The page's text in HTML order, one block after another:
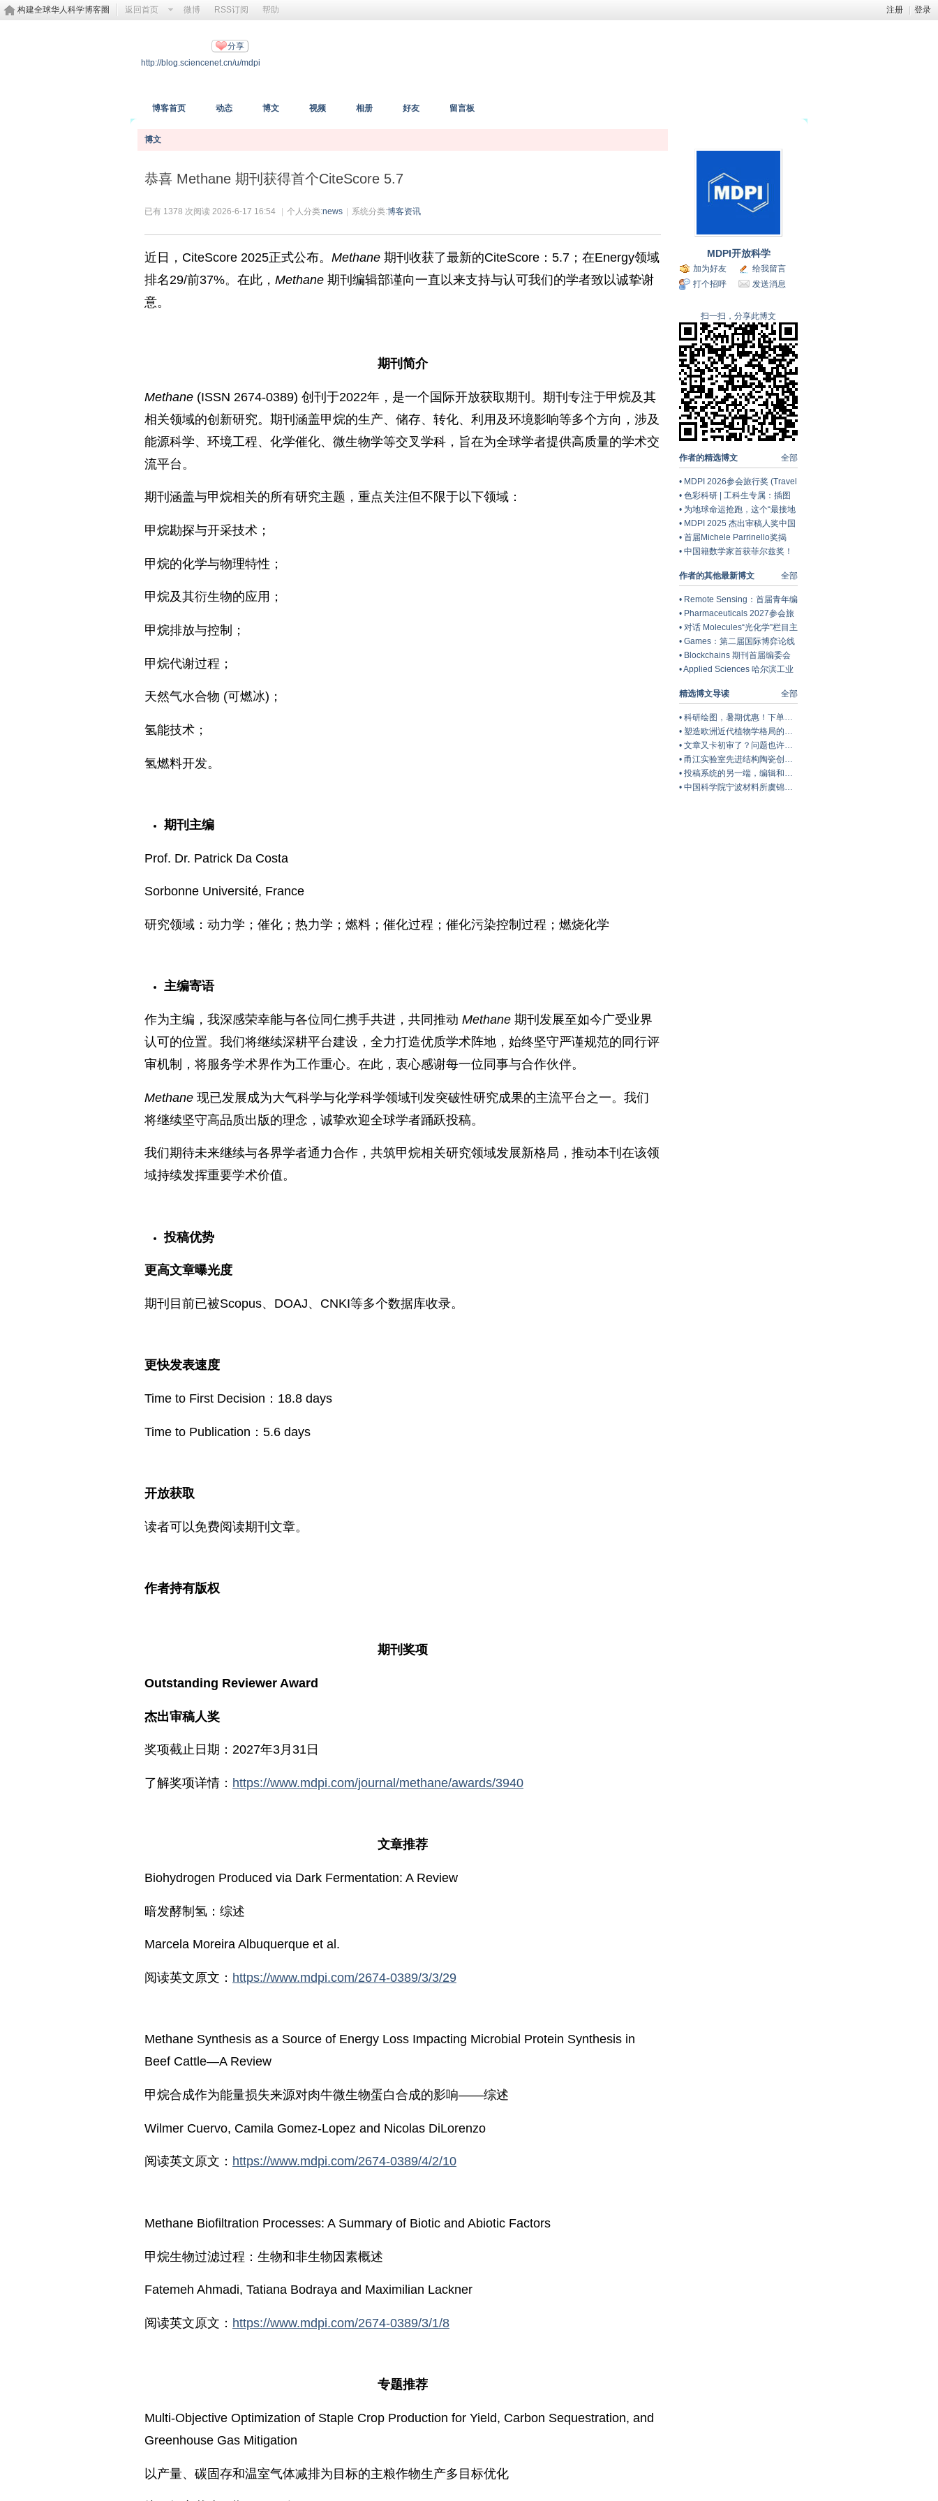
注册 登录
构建全球华人科学博客圈 返回首页 微博 RSS订阅 帮助
分享
http://blog.sciencenet.cn/u/mdpi
博客首页 动态 博文 视频 相册 好友 留言板
博文
恭喜 Methane 期刊获得首个CiteScore 5.7
已有 1378 次阅读 2026-6-17 16:54 个人分类:news 系统分类:博客资讯
近日，CiteScore 2025正式公布。 Methane 期刊收获了最新的CiteScore：5.7；在Energy领域
排名29/前37%。在此， Methane 期刊编辑部谨向一直以来支持与认可我们的学者致以诚挚谢
意。
期刊简介
Methane (ISSN 2674-0389) 创刊于2022年，是一个国际开放获取期刊。期刊专注于甲烷及其
相关领域的创新研究。期刊涵盖甲烷的生产、储存、转化、利用及环境影响等多个方向，涉及
能源科学、环境工程、化学催化、微生物学等交叉学科，旨在为全球学者提供高质量的学术交
流平台。
期刊涵盖与甲烷相关的所有研究主题，重点关注但不限于以下领域：
甲烷勘探与开采技术；
甲烷的化学与物理特性；
甲烷及其衍生物的应用；
甲烷排放与控制；
甲烷代谢过程；
天然气水合物 (可燃冰)；
氢能技术；
氢燃料开发。
期刊主编
Prof. Dr. Patrick Da Costa
Sorbonne Université, France
研究领域：动力学；催化；热力学；燃料；催化过程；催化污染控制过程；燃烧化学
主编寄语
作为主编，我深感荣幸能与各位同仁携手共进，共同推动 Methane 期刊发展至如今广受业界
认可的位置。我们将继续深耕平台建设，全力打造优质学术阵地，始终坚守严谨规范的同行评
审机制，将服务学术界作为工作重心。在此，衷心感谢每一位同事与合作伙伴。
Methane 现已发展成为大气科学与化学科学领域刊发突破性研究成果的主流平台之一。我们
将继续坚守高品质出版的理念，诚挚欢迎全球学者踊跃投稿。
我们期待未来继续与各界学者通力合作，共筑甲烷相关研究领域发展新格局，推动本刊在该领
域持续发挥重要学术价值。
投稿优势
更高文章曝光度
期刊目前已被Scopus、DOAJ、CNKI等多个数据库收录。
更快发表速度
Time to First Decision：18.8 days
Time to Publication：5.6 days
开放获取
读者可以免费阅读期刊文章。
作者持有版权
期刊奖项
Outstanding Reviewer Award
杰出审稿人奖
奖项截止日期：2027年3月31日
了解奖项详情： https://www.mdpi.com/journal/methane/awards/3940
文章推荐
Biohydrogen Produced via Dark Fermentation: A Review
暗发酵制氢：综述
Marcela Moreira Albuquerque et al.
阅读英文原文： https://www.mdpi.com/2674-0389/3/3/29
Methane Synthesis as a Source of Energy Loss Impacting Microbial Protein Synthesis in
Beef Cattle—A Review
甲烷合成作为能量损失来源对肉牛微生物蛋白合成的影响——综述
Wilmer Cuervo, Camila Gomez-Lopez and Nicolas DiLorenzo
阅读英文原文： https://www.mdpi.com/2674-0389/4/2/10
Methane Biofiltration Processes: A Summary of Biotic and Abiotic Factors
甲烷生物过滤过程：生物和非生物因素概述
Fatemeh Ahmadi, Tatiana Bodraya and Maximilian Lackner
阅读英文原文： https://www.mdpi.com/2674-0389/3/1/8
专题推荐
Multi-Objective Optimization of Staple Crop Production for Yield, Carbon Sequestration, and
Greenhouse Gas Mitigation
以产量、碳固存和温室气体减排为目标的主粮作物生产多目标优化
MDPI开放科学
加为好友
给我留言
打个招呼
发送消息
扫一扫，分享此博文
全部
作者的精选博文
• MDPI 2026参会旅行奖 (Travel
Award) 中国区获奖名单公布！
• 色彩科研 | 工科生专属：插图
配色灵感库
• 为地球命运抢跑，这个“最接地
气”的学科交出怎样的预印本答
卷？ | 学科脉动（十五）
• MDPI 2025 杰出审稿人奖中国
区获奖名单公布
• 首届Michele Parrinello奖揭
晓：Ursula Röthlisberger教授
• 中国籍数学家首获菲尔兹奖！
如何加速走向世界？
全部
作者的其他最新博文
• Remote Sensing：首届青年编
委会名单公布
• Pharmaceuticals 2027参会旅
行奖火热申请中！| MDPI Award
• 对话 Molecules“光化学”栏目主
编——大连理工大学赵建章教授
| MDPI 人物专访
• Games：第二届国际博弈论线
上会议 (IOCGA2027) 开放征稿
中 | MDPI 会议信息
• Blockchains 期刊首届编委会
圆满落幕 | MDPI 会议回顾
•Applied Sciences 哈尔滨工业
材料的焊接与连接：微观组织、
性能及应用”
全部
精选博文导读
• 科研绘图，暑期优惠！下单立减500元
• 塑造欧洲近代植物学格局的马德里皇家植物园里程碑式园长
• 文章又卡初审了？问题也许在Cover Letter上，这份写作指南+模板拿好！
• 甬江实验室先进结构陶瓷创新中心团队综述：室温塑性陶瓷的兴起与研究进展
• 投稿系统的另一端，编辑和审稿人到底在做什么？丨Wiley暑期线上学习营
• 中国科学院宁波材料所虞锦洪: 界面工程实现兼具超高热导率和透波性能的柔性复合薄膜